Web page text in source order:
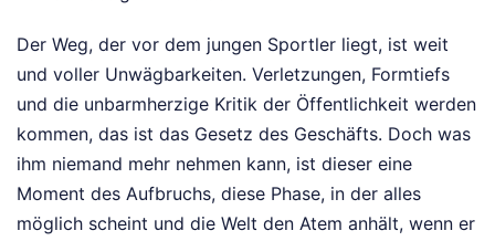
Der Weg, der vor dem jungen Sportler liegt, ist weit
und voller Unwägbarkeiten. Verletzungen, Formtiefs
und die unbarmherzige Kritik der Öffentlichkeit werden
kommen, das ist das Gesetz des Geschäfts. Doch was
ihm niemand mehr nehmen kann, ist dieser eine
Moment des Aufbruchs, diese Phase, in der alles
möglich scheint und die Welt den Atem anhält, wenn er